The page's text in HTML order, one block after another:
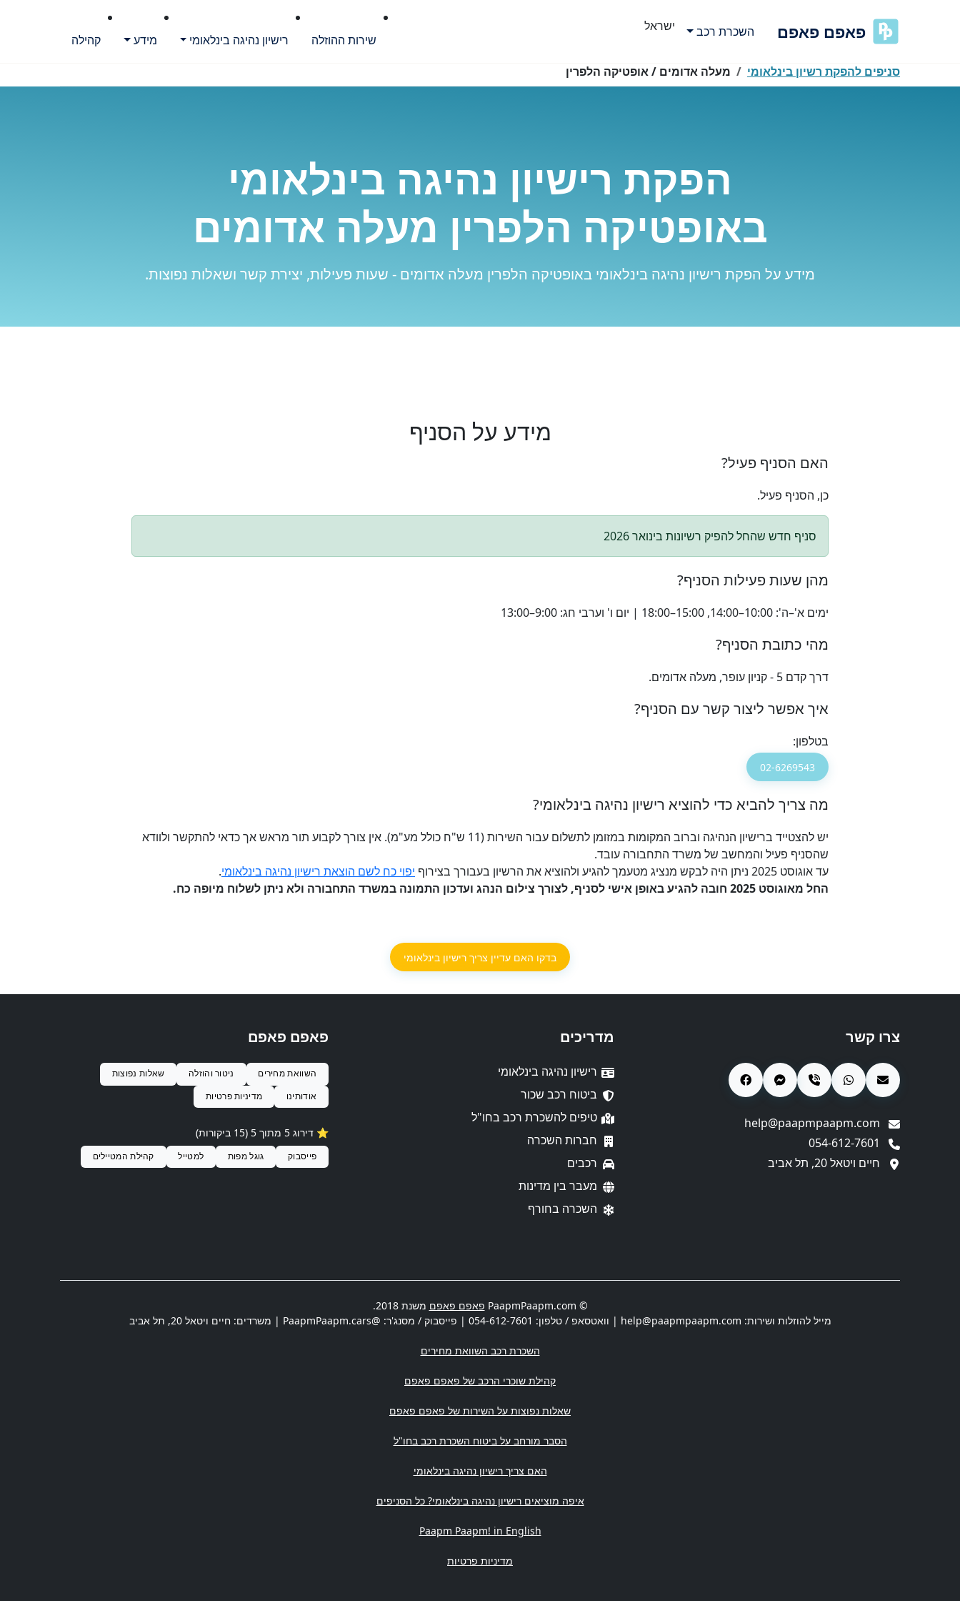
פאפם פאפם השכרת רכב
ישראל
שירות ההוזלה
רישיון נהיגה בינלאומי מידע
קהילה
סניפים להפקת רשיון בינלאומי
מעלה אדומים / אופטיקה הלפרין
הפקת רישיון נהיגה בינלאומי
באופטיקה הלפרין מעלה אדומים
מידע על הפקת רישיון נהיגה בינלאומי באופטיקה הלפרין מעלה אדומים - שעות פעילות, יצירת קשר ושאלות נפוצות.
מידע על הסניף
האם הסניף פעיל?
כן, הסניף פעיל.
סניף חדש שהחל להפיק רשיונות בינואר 2026
מהן שעות פעילות הסניף?
ימים א'–ה': 10:00–14:00, 15:00–18:00 | יום ו' וערבי חג: 9:00–13:00
מהי כתובת הסניף?
דרך קדם 5 - קניון עופר, מעלה אדומים.
איך אפשר ליצור קשר עם הסניף?
בטלפון:
02-6269543
מה צריך להביא כדי להוציא רישיון נהיגה בינלאומי?
יש להצטייד ברישיון הנהיגה וברוב המקומות במזומן לתשלום עבור השירות (11 ש"ח כולל מע"מ). אין צורך לקבוע תור מראש אך כדאי להתקשר ולוודא
שהסניף פעיל והמחשב של משרד התחבורה עובד.
עד אוגוסט 2025 ניתן היה לבקש מנציג מטעמך להגיע ולהוציא את הרשיון בעבורך בצירוף
יפוי כח לשם הוצאת רישיון נהיגה בינלאומי.
החל מאוגוסט 2025 חובה להגיע באופן אישי לסניף, לצורך צילום הנהג ועדכון התמונה במשרד התחבורה ולא ניתן לשלוח מיופה כח.
בדקו האם עדיין צריך רישיון בינלאומי
צרו קשר
חיים ויטאל 20, תל אביב
מדריכים
רישיון נהיגה בינלאומי
ביטוח רכב שכור
טיפים להשכרת רכב בחו"ל
חברות השכרה
רכבים
מעבר בין מדינות
השכרה בחורף
פאפם פאפם
השוואת מחירים ניטור והוזלה
שאלות נפוצות
אודותינו
מדיניות פרטיות
⭐️ דירוג 5 מתוך 5 ( 15 ביקורות)
פייסבוק גוגל מפות למטייל קהילת המטיילים
© PaapmPaapm.com פאפם פאפם משנת 2018.
מייל להוזלות ושירות: help@paapmpaapm.com | וואטסאפ / טלפון: 054-612-7601 | פייסבוק / מסנג'ר: @PaapmPaapm.cars | משרדים: חיים ויטאל 20 , תל אביב
השכרת רכב השוואת מחירים
קהילת שוכרי הרכב של פאפם פאפם
שאלות נפוצות על השירות של פאפם פאפם
הסבר מורחב על ביטוח השכרת רכב בחו"ל
האם צריך רישיון נהיגה בינלאומי
איפה מוציאים רישיון נהיגה בינלאומי? כל הסניפים
Paapm Paapm! in English
מדיניות פרטיות